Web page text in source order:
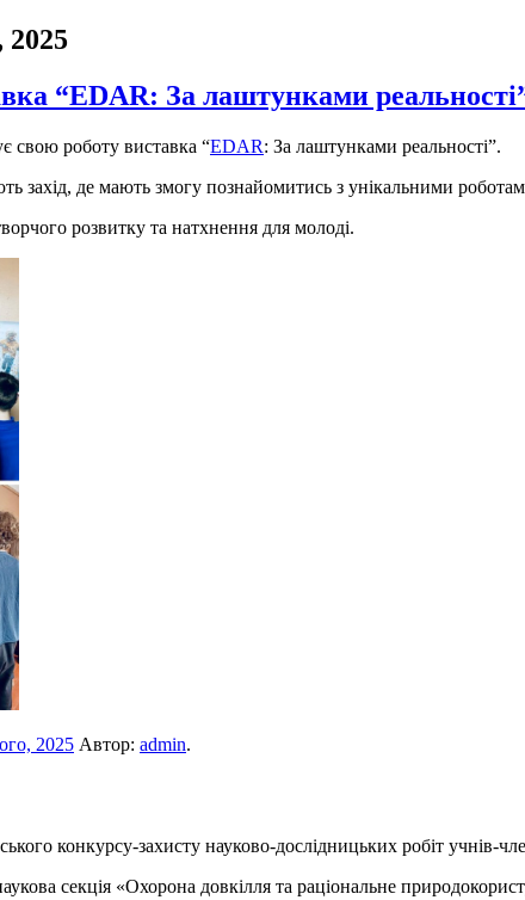
2025
“EDAR: За лаштунками
свою роботу виставка “EDAR: За лаштунками реальності”.
захід, де мають змогу познайомитись з унікальними
розвитку та натхнення для молоді.
2025 Автор: admin.
конкурсу-захисту науково-дослідницьких робіт учнів-
секція «Охорона довкілля та раціональне